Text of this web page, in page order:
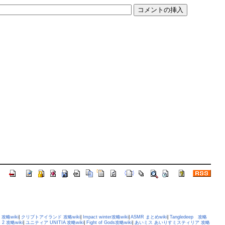
攻略wiki| クリプトアイランド 攻略wiki| Impact winter攻略wiki| ASMR まとめwiki| Tangledeep 攻略
2 攻略wiki| ユニティア UNITIA 攻略wiki| Fight of Gods攻略wiki| あいミス あいりすミスティリア 攻略